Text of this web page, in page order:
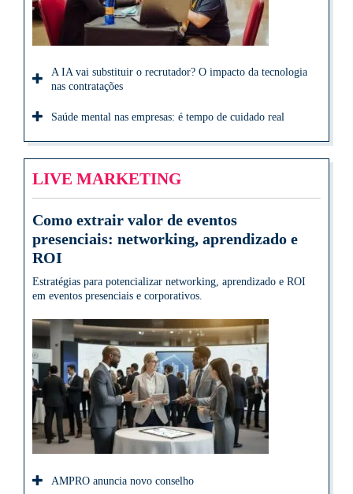
A IA vai substituir o recrutador? O impacto da tecnologia
nas contratações
Saúde mental nas empresas: é tempo de cuidado real
LIVE MARKETING
Como extrair valor de eventos
presenciais: networking, aprendizado e
ROI
Estratégias para potencializar networking, aprendizado e ROI
em eventos presenciais e corporativos.
AMPRO anuncia novo conselho